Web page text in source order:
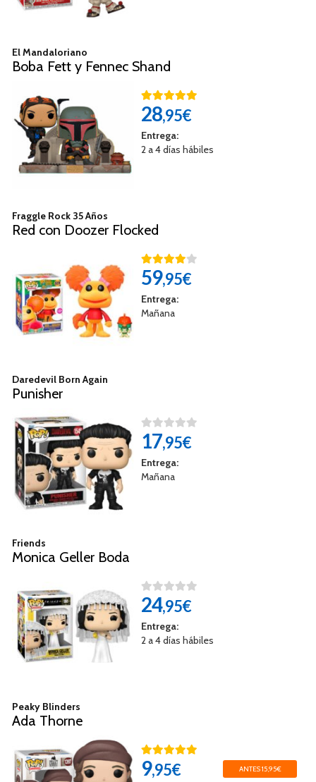
El Mandaloriano
Boba Fett y Fennec Shand
28,95€
Entrega:
2 a 4 días hábiles
Fraggle Rock 35 Años
Red con Doozer Flocked
59,95€
Entrega:
Mañana
Daredevil Born Again
Punisher
17,95€
Entrega:
Mañana
Friends
Monica Geller Boda
24,95€
Entrega:
2 a 4 días hábiles
Peaky Blinders
Ada Thorne
9,95€ ANTES 15,95€